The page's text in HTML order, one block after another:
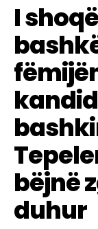
I
bëjnë
duhur